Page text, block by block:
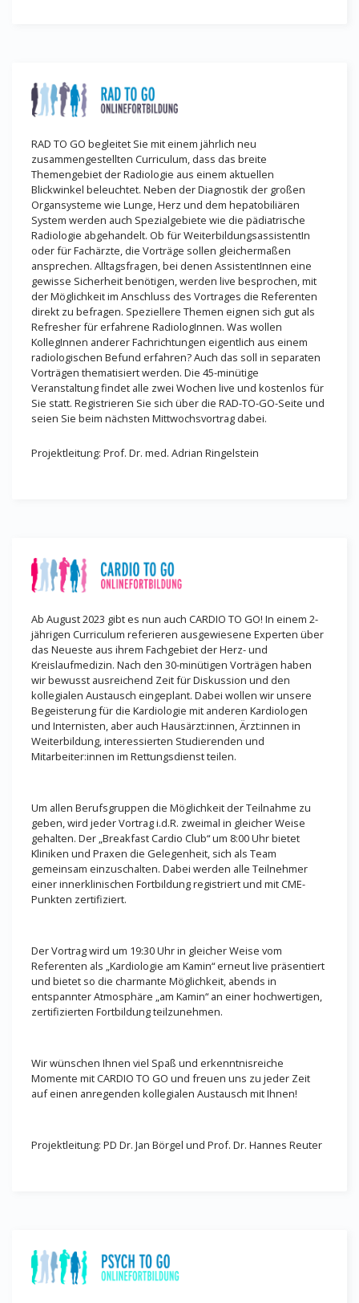
RAD TO GO begleitet Sie mit einem jährlich neu
zusammengestellten Curriculum, dass das breite
Themengebiet der Radiologie aus einem aktuellen
Blickwinkel beleuchtet. Neben der Diagnostik der großen
Organsysteme wie Lunge, Herz und dem hepatobiliären
System werden auch Spezialgebiete wie die pädiatrische
Radiologie abgehandelt. Ob für WeiterbildungsassistentIn
oder für Fachärzte, die Vorträge sollen gleichermaßen
ansprechen. Alltagsfragen, bei denen AssistentInnen eine
gewisse Sicherheit benötigen, werden live besprochen, mit
der Möglichkeit im Anschluss des Vortrages die Referenten
direkt zu befragen. Speziellere Themen eignen sich gut als
Refresher für erfahrene RadiologInnen. Was wollen
KollegInnen anderer Fachrichtungen eigentlich aus einem
radiologischen Befund erfahren? Auch das soll in separaten
Vorträgen thematisiert werden. Die 45-minütige
Veranstaltung findet alle zwei Wochen live und kostenlos für
Sie statt. Registrieren Sie sich über die RAD-TO-GO-Seite und
seien Sie beim nächsten Mittwochsvortrag dabei.
Projektleitung: Prof. Dr. med. Adrian Ringelstein
Ab August 2023 gibt es nun auch CARDIO TO GO! In einem 2-
jährigen Curriculum referieren ausgewiesene Experten über
das Neueste aus ihrem Fachgebiet der Herz- und
Kreislaufmedizin. Nach den 30-minütigen Vorträgen haben
wir bewusst ausreichend Zeit für Diskussion und den
kollegialen Austausch eingeplant. Dabei wollen wir unsere
Begeisterung für die Kardiologie mit anderen Kardiologen
und Internisten, aber auch Hausärzt:innen, Ärzt:innen in
Weiterbildung, interessierten Studierenden und
Mitarbeiter:innen im Rettungsdienst teilen.
Um allen Berufsgruppen die Möglichkeit der Teilnahme zu
geben, wird jeder Vortrag i.d.R. zweimal in gleicher Weise
gehalten. Der „Breakfast Cardio Club“ um 8:00 Uhr bietet
Kliniken und Praxen die Gelegenheit, sich als Team
gemeinsam einzuschalten. Dabei werden alle Teilnehmer
einer innerklinischen Fortbildung registriert und mit CME-
Punkten zertifiziert.
Der Vortrag wird um 19:30 Uhr in gleicher Weise vom
Referenten als „Kardiologie am Kamin“ erneut live präsentiert
und bietet so die charmante Möglichkeit, abends in
entspannter Atmosphäre „am Kamin“ an einer hochwertigen,
zertifizierten Fortbildung teilzunehmen.
Wir wünschen Ihnen viel Spaß und erkenntnisreiche
Momente mit CARDIO TO GO und freuen uns zu jeder Zeit
auf einen anregenden kollegialen Austausch mit Ihnen!
Projektleitung: PD Dr. Jan Börgel und Prof. Dr. Hannes Reuter